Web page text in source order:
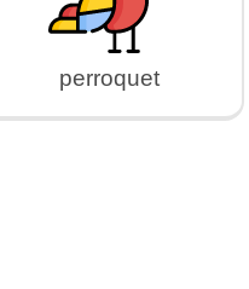
perroquet